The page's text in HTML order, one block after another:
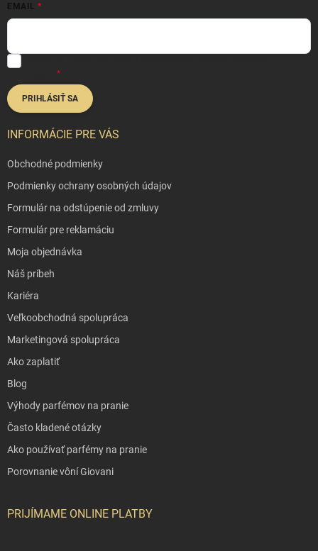
EMAIL
PRIHLÁSIŤ SA
INFORMÁCIE PRE VÁS
Obchodné podmienky
Podmienky ochrany osobných údajov
Formulár na odstúpenie od zmluvy
Formulár pre reklamáciu
Moja objednávka
Náš príbeh
Kariéra
Veľkoobchodná spolupráca
Marketingová spolupráca
Ako zaplatiť
Blog
Výhody parfémov na pranie
Často kladené otázky
Ako používať parfémy na pranie
Porovnanie vôní Giovani
PRIJÍMAME ONLINE PLATBY